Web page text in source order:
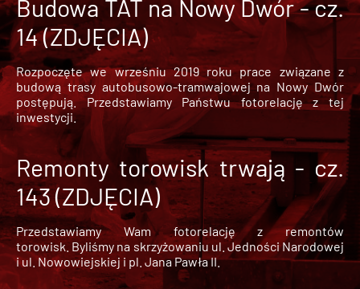
Budowa TAT na Nowy Dwór - cz.
14 (ZDJĘCIA)
Rozpoczęte we wrześniu 2019 roku prace związane z
budową trasy autobusowo-tramwajowej na Nowy Dwór
postępują. Przedstawiamy Państwu fotorelację z tej
inwestycji.
Remonty torowisk trwają - cz.
143 (ZDJĘCIA)
Przedstawiamy Wam fotorelację z remontów
torowisk. Byliśmy na skrzyżowaniu ul. Jedności Narodowej
i ul. Nowowiejskiej i pl. Jana Pawła II.